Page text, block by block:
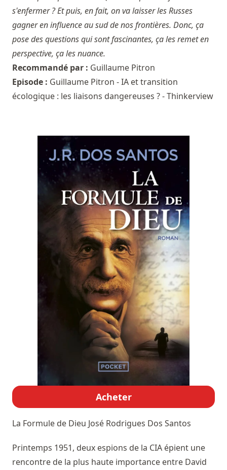
s'enfermer ? Et puis, en fait, on va laisser les Russes
gagner en influence au sud de nos frontières. Donc, ça
pose des questions qui sont fascinantes, ça les remet en
perspective, ça les nuance.
Recommandé par : Guillaume Pitron
Episode : Guillaume Pitron - IA et transition
écologique : les liaisons dangereuses ? - Thinkerview
Acheter
La Formule de Dieu José Rodrigues Dos Santos
Printemps 1951, deux espions de la CIA épient une
rencontre de la plus haute importance entre David